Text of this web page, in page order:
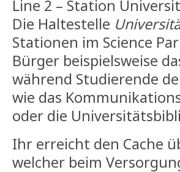
Line 2 – Station
Die Haltestelle
Stationen im Science
Bürger beispielsweise
während Studierende
wie das
oder die
Ihr erreicht den Cache
welcher beim